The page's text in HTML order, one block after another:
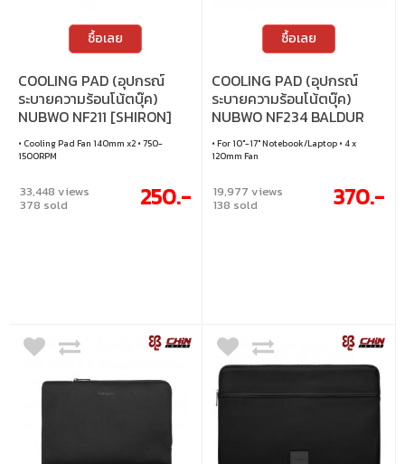
ซื้อเลย
COOLING PAD (อุปกรณ์
ระบายความร้อนโน้ตบุ๊ค)
NUBWO NF211 [SHIRON]
(BLACK)
• Cooling Pad Fan 140mm x2 • 750-
1500RPM
33,448 views
378 sold 250.-
ซื้อเลย
COOLING PAD (อุปกรณ์
ระบายความร้อนโน้ตบุ๊ค)
NUBWO NF234 BALDUR
(BLACK)
• For 10"-17" Notebook/Laptop • 4 x
120mm Fan
19,977 views
138 sold 370.-